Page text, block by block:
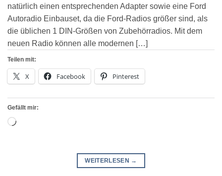
natürlich einen entsprechenden Adapter sowie eine Ford
Autoradio Einbauset, da die Ford-Radios größer sind, als
die üblichen 1 DIN-Größen von Zubehörradios. Mit dem
neuen Radio können alle modernen […]
Teilen mit:
X Facebook Pinterest
Gefällt mir:
Wird
WEITERLESEN →